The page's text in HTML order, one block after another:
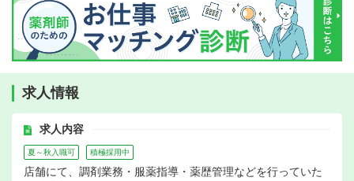
求人情報
求人内容
夏～秋入職可 積極採用中
店舗にて、調剤業務・服薬指導・薬歴管理などを行っていた